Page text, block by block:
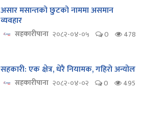
असार मसान्तको छुटको नाममा असमान
व्यवहार
सहकारीपाना २०८२-०४-०५ 0 478
सहकारी: एक क्षेत्र, धेरै नियामक, गहिरो अन्योल
सहकारीपाना २०८२-०४-०२ 0 495